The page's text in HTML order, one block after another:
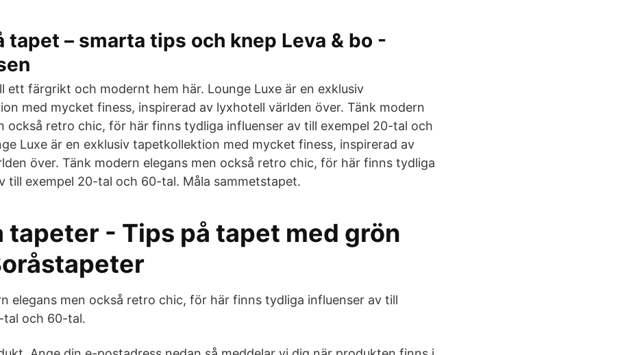
tapet – smarta tips och knep Leva & bo -
ett färgrikt och modernt hem här. Lounge Luxe är en exklusiv
med mycket finess, inspirerad av lyxhotell världen över. Tänk modern
också retro chic, för här finns tydliga influenser av till exempel 20-tal och
Luxe är en exklusiv tapetkollektion med mycket finess, inspirerad av
över. Tänk modern elegans men också retro chic, för här finns tydliga
till exempel 20-tal och 60-tal. Måla sammetstapet.
tapeter - Tips på tapet med grön
elegans men också retro chic, för här finns tydliga influenser av till
tal och 60-tal.